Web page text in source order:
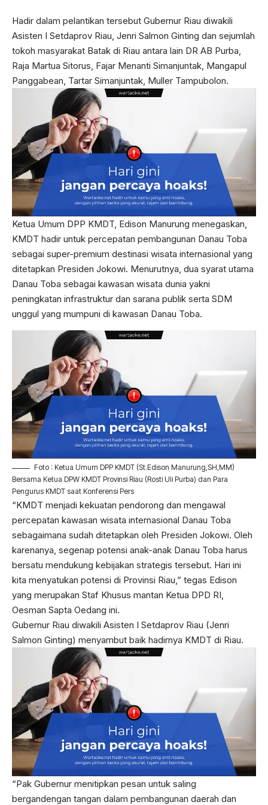
Hadir dalam pelantikan tersebut Gubernur Riau diwakili
Asisten I Setdaprov Riau, Jenri Salmon Ginting dan sejumlah
tokoh masyarakat Batak di Riau antara lain DR AB Purba,
Raja Martua Sitorus, Fajar Menanti Simanjuntak, Mangapul
Panggabean, Tartar Simanjuntak, Muller Tampubolon.
Ketua Umum DPP KMDT, Edison Manurung menegaskan,
KMDT hadir untuk percepatan pembangunan Danau Toba
sebagai super-premium destinasi wisata internasional yang
ditetapkan Presiden Jokowi. Menurutnya, dua syarat utama
Danau Toba sebagai kawasan wisata dunia yakni
peningkatan infrastruktur dan sarana publik serta SDM
unggul yang mumpuni di kawasan Danau Toba.
Foto : Ketua Umum DPP KMDT (St.Edison Manurung,SH,MM)
Bersama Ketua DPW KMDT Provinsi Riau (Rosti Uli Purba) dan Para
Pengurus KMDT saat Konferensi Pers
“KMDT menjadi kekuatan pendorong dan mengawal
percepatan kawasan wisata internasional Danau Toba
sebagaimana sudah ditetapkan oleh Presiden Jokowi. Oleh
karenanya, segenap potensi anak-anak Danau Toba harus
bersatu mendukung kebijakan strategis tersebut. Hari ini
kita menyatukan potensi di Provinsi Riau,” tegas Edison
yang merupakan Staf Khusus mantan Ketua DPD RI,
Oesman Sapta Oedang ini.
Gubernur Riau diwakili Asisten I Setdaprov Riau (Jenri
Salmon Ginting) menyambut baik hadirnya KMDT di Riau.
“Pak Gubernur menitipkan pesan untuk saling
bergandengan tangan dalam pembangunan daerah dan